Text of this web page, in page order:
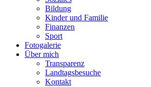
Bildung
Kinder und Familie
Finanzen
Sport
Fotogalerie
Über mich
Transparenz
Landtagsbesuche
Kontakt